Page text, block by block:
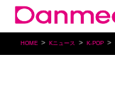
HOME Kニュース K-POP